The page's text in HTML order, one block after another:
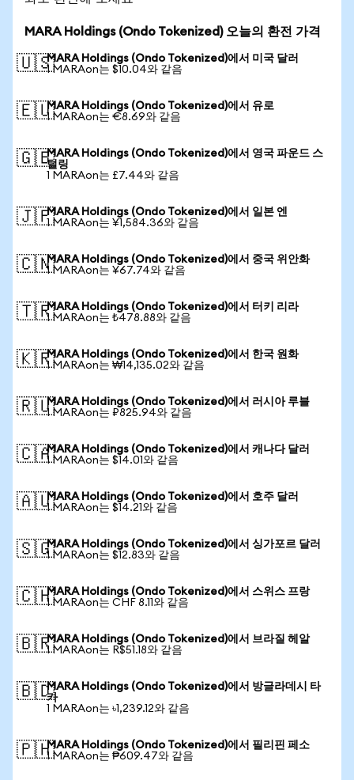
MARA Holdings (Ondo Tokenized) 오늘의 환전 가격
🇺🇸MARA Holdings (Ondo Tokenized)에서 미국 달러
1 MARAon는 $10.04와 같음
🇪🇺MARA Holdings (Ondo Tokenized)에서 유로
1 MARAon는 €8.69와 같음
🇬🇧MARA Holdings (Ondo Tokenized)에서 영국 파운드 스
털링
1 MARAon는 £7.44와 같음
🇯🇵MARA Holdings (Ondo Tokenized)에서 일본 엔
1 MARAon는 ¥1,584.36와 같음
🇨🇳MARA Holdings (Ondo Tokenized)에서 중국 위안화
1 MARAon는 ¥67.74와 같음
🇹🇷MARA Holdings (Ondo Tokenized)에서 터키 리라
1 MARAon는 ₺478.88와 같음
🇰🇷MARA Holdings (Ondo Tokenized)에서 한국 원화
1 MARAon는 ₩14,135.02와 같음
🇷🇺MARA Holdings (Ondo Tokenized)에서 러시아 루블
1 MARAon는 ₽825.94와 같음
🇨🇦MARA Holdings (Ondo Tokenized)에서 캐나다 달러
1 MARAon는 $14.01와 같음
🇦🇺MARA Holdings (Ondo Tokenized)에서 호주 달러
1 MARAon는 $14.21와 같음
🇸🇬MARA Holdings (Ondo Tokenized)에서 싱가포르 달러
1 MARAon는 $12.83와 같음
🇨🇭MARA Holdings (Ondo Tokenized)에서 스위스 프랑
1 MARAon는 CHF 8.11와 같음
🇧🇷MARA Holdings (Ondo Tokenized)에서 브라질 헤알
1 MARAon는 R$51.18와 같음
🇧🇩MARA Holdings (Ondo Tokenized)에서 방글라데시 타
카
1 MARAon는 ৳1,239.12와 같음
🇵🇭MARA Holdings (Ondo Tokenized)에서 필리핀 페소
1 MARAon는 ₱609.47와 같음